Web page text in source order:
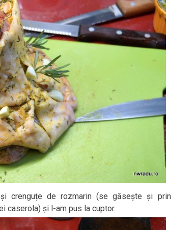
crenguțe de rozmarin (se găsește și prin
caserola) și l-am pus la cuptor.